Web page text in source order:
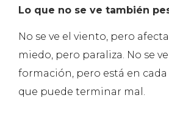
Lo que no se ve también
No se ve el viento, pero
miedo, pero paraliza. No se
formación, pero está en
que puede terminar mal.